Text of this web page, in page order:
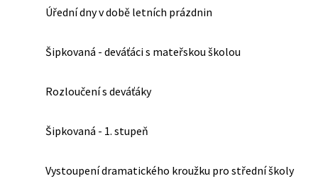
Úřední dny v době letních prázdnin
Šipkovaná - deváťáci s mateřskou školou
Rozloučení s deváťáky
Šipkovaná - 1. stupeň
Vystoupení dramatického kroužku pro střední školy